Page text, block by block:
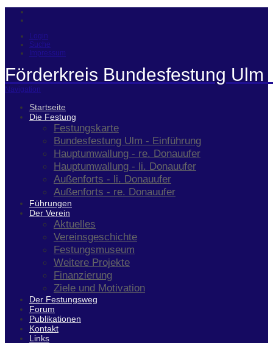
Login
Suche
Impressum
Förderkreis Bundesfestung Ulm
Navigation
Startseite
Die Festung
Festungskarte
Bundesfestung Ulm - Einführung
Hauptumwallung - re. Donauufer
Hauptumwallung - li. Donauufer
Außenforts - li. Donauufer
Außenforts - re. Donauufer
Führungen
Der Verein
Aktuelles
Vereinsgeschichte
Festungsmuseum
Weitere Projekte
Finanzierung
Ziele und Motivation
Der Festungsweg
Forum
Publikationen
Kontakt
Links